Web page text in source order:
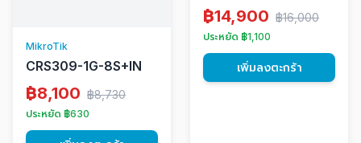
MikroTik
CRS309-1G-8S+IN
฿8,100 ฿8,730
ประหยัด ฿630
฿14,900 ฿16,000
ประหยัด ฿1,100
เพิ่มลงตะกร้า